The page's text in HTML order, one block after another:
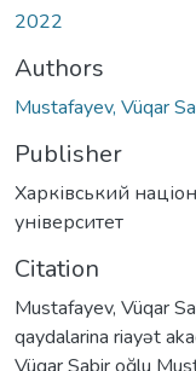
2022
Authors
Mustafayev, Vüqar
Publisher
Харківський
університет
Citation
Mustafayev, Vüqar
qaydalarina riayət